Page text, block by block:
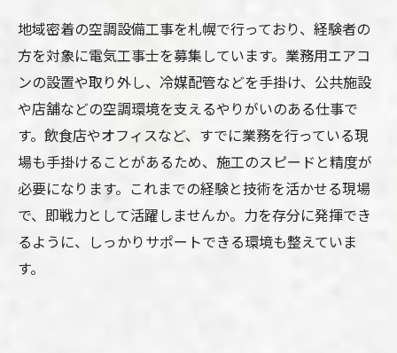
地域密着の空調設備工事を札幌で行っており、経験者の
方を対象に電気工事士を募集しています。業務用エアコ
ンの設置や取り外し、冷媒配管などを手掛け、公共施設
や店舗などの空調環境を支えるやりがいのある仕事で
す。飲食店やオフィスなど、すでに業務を行っている現
場も手掛けることがあるため、施工のスピードと精度が
必要になります。これまでの経験と技術を活かせる現場
で、即戦力として活躍しませんか。力を存分に発揮でき
るように、しっかりサポートできる環境も整えていま
す。